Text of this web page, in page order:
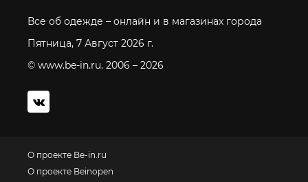
Все об одежде – онлайн и в магазинах города
Пятница, 7 Август 2026 г.
© www.be-in.ru. 2006 – 2026
О проекте Be-in.ru
О проекте Beinopen